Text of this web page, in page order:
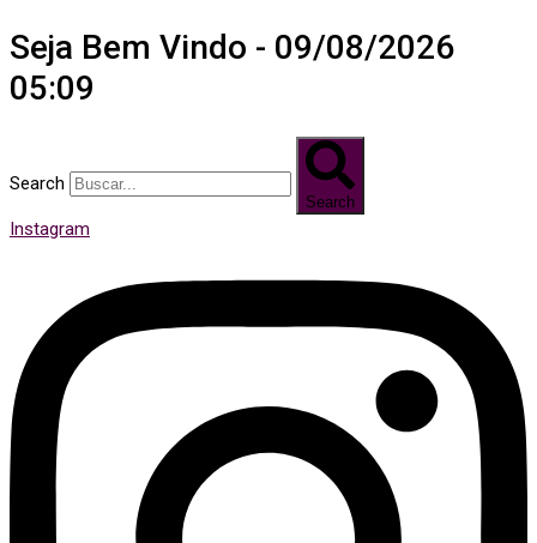
Seja Bem Vindo - 09/08/2026
05:09
Search
Search
Instagram